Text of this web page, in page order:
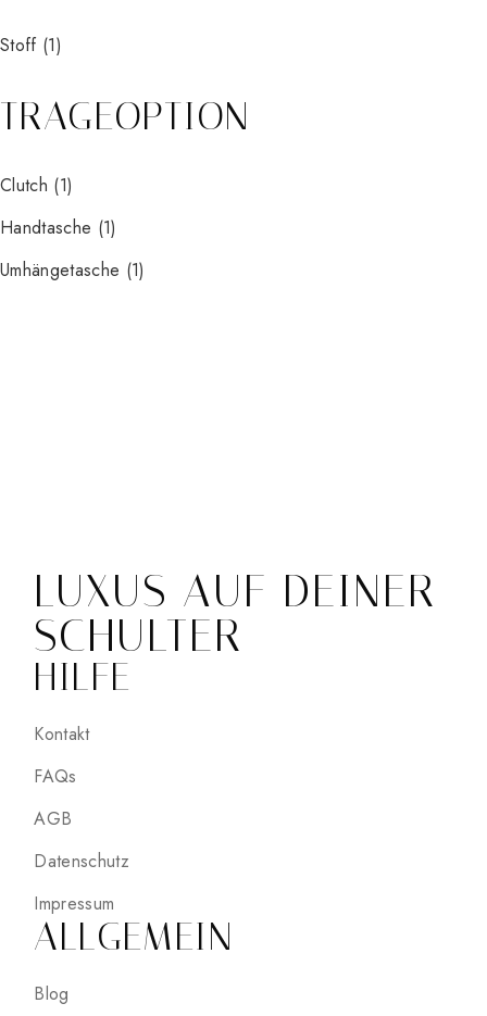
Stoff (1)
TRAGEOPTION
Clutch (1)
Handtasche (1)
Umhängetasche (1)
LUXUS AUF DEINER
SCHULTER
HILFE
Kontakt
FAQs
AGB
Datenschutz
Impressum
ALLGEMEIN
Blog